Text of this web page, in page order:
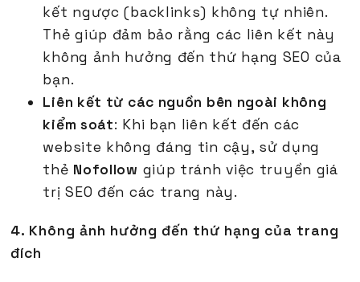
kết ngược (backlinks) không tự nhiên.
Thẻ giúp đảm bảo rằng các liên kết này
không ảnh hưởng đến thứ hạng SEO của
bạn.
Liên kết từ các nguồn bên ngoài không
kiểm soát: Khi bạn liên kết đến các
website không đáng tin cậy, sử dụng
thẻ Nofollow giúp tránh việc truyền giá
trị SEO đến các trang này.
4. Không ảnh hưởng đến thứ hạng của trang
đích